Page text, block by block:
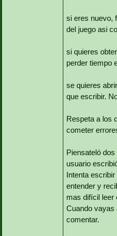
si eres nuevo,
del juego asi
si quieres
perder tiempo
se quieres
que escribir.
Respeta a los
cometer
Piensateló
usuario
Intenta
entender y
mas difícil leer
Cuando vayas
comentar.